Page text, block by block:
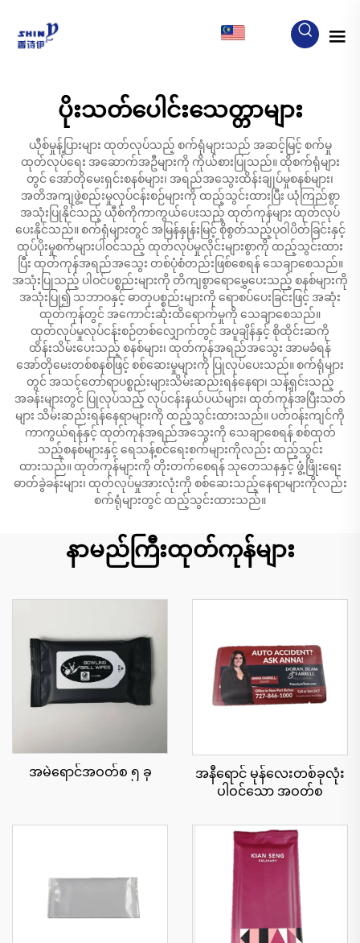
ပိုးသတ်ပေါင်းသေတ္တာများ
ယီုစ်မှုန့်ပြားများ ထုတ်လုပ်သည့် စက်ရုံများသည် အဆင့်မြင့် စက်မှု
ထုတ်လုပ်ရေး အဆောက်အဦများကို ကိုယ်စားပြုသည်။ ထိုစက်ရုံများ
တွင် အော်တိုမေးရှင်းစနစ်များ၊ အရည်အသွေးထိန်းချုပ်မှုစနစ်များ၊
အတိအကျဖွဲ့စည်းမှုလုပ်ငန်းစဉ်များကို ထည့်သွင်းထားပြီး ယုံကြည်စွာ
အသုံးပြုနိုင်သည့် ယီုစ်ကိုကာကွယ်ပေးသည့် ထုတ်ကုန်များ ထုတ်လုပ်
ပေးနိုင်သည်။ စက်ရုံများတွင် အမြန်နှုန်းမြင့် စိုစွတ်သည့်ပုဝါပိတ်ခြင်းနှင့်
ထုပ်ပိုးမှုစက်များပါဝင်သည့် ထုတ်လုပ်မှုလိုင်းများစွာကို ထည့်သွင်းထား
ပြီး ထုတ်ကုန်အရည်အသွေး တစ်ပုံစံတည်းဖြစ်စေရန် သေချာစေသည်။
အသုံးပြုသည့် ပါဝင်ပစ္စည်းများကို တိကျစွာရောမွှေပေးသည့် စနစ်များကို
အသုံးပြု၍ သဘာဝနှင့် ဓာတုပစ္စည်းများကို ရောစပ်ပေးခြင်းဖြင့် အဆုံး
ထုတ်ကုန်တွင် အကောင်းဆုံးထိရောက်မှုကို သေချာစေသည်။
ထုတ်လုပ်မှုလုပ်ငန်းစဉ်တစ်လျှောက်တွင် အပူချိန်နှင့် စိုထိုင်းဆကို
ထိန်းသိမ်းပေးသည့် စနစ်များ၊ ထုတ်ကုန်အရည်အသွေး အာမခံရန်
အော်တိုမေးတစ်စနစ်ဖြင့် စစ်ဆေးမှုများကို ပြုလုပ်ပေးသည်။ စက်ရုံများ
တွင် အသင့်တော်ရာပစ္စည်းများသိမ်းဆည်းရန်နေရာ၊ သန့်ရှင်းသည့်
အခန်းများတွင် ပြုလုပ်သည့် လုပ်ငန်းနယ်ပယ်များ၊ ထုတ်ကုန်အပြီးသတ်
များ သိမ်းဆည်းရန်နေရာများကို ထည့်သွင်းထားသည်။ ပတ်ဝန်းကျင်ကို
ကာကွယ်ရန်နှင့် ထုတ်ကုန်အရည်အသွေးကို သေချာစေရန် စစ်ထုတ်
သည့်စနစ်များနှင့် ရေသန့်စင်ရေးစက်များကိုလည်း ထည့်သွင်း
ထားသည်။ ထုတ်ကုန်များကို တိုးတက်စေရန် သုတေသနနှင့် ဖွံ့ဖြိုးရေး
ဓာတ်ခွဲခန်းများ၊ ထုတ်လုပ်မှုအားလုံးကို စစ်ဆေးသည့်နေရာများကိုလည်း
စက်ရုံများတွင် ထည့်သွင်းထားသည်။
နာမည်ကြီးထုတ်ကုန်များ
အမဲရောင်အဝတ်စ ၅ ခု
အနီရောင် မုန်လေးတစ်ခုလုံး
ပါဝင်သော အဝတ်စ